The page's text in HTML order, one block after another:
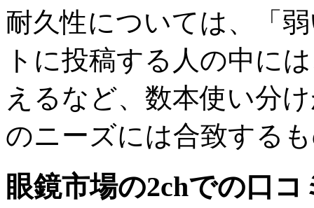
耐久性については、「
トに投稿する人の中に
えるなど、数本使い分
のニーズには合致する
眼鏡市場の2chでの口